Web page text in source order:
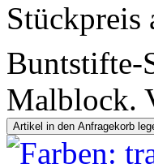
Stückpreis
Buntstifte-
Malblock.